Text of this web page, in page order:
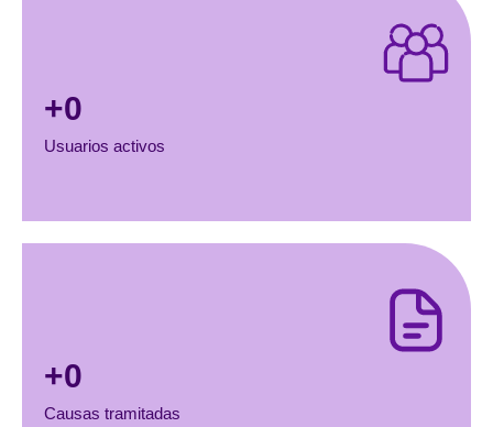
Usuarios activos
+0
Causas tramitadas
+0